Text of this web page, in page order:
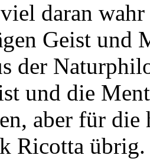
daran
Geist und
der
und die
aber für
Ricotta übrig.